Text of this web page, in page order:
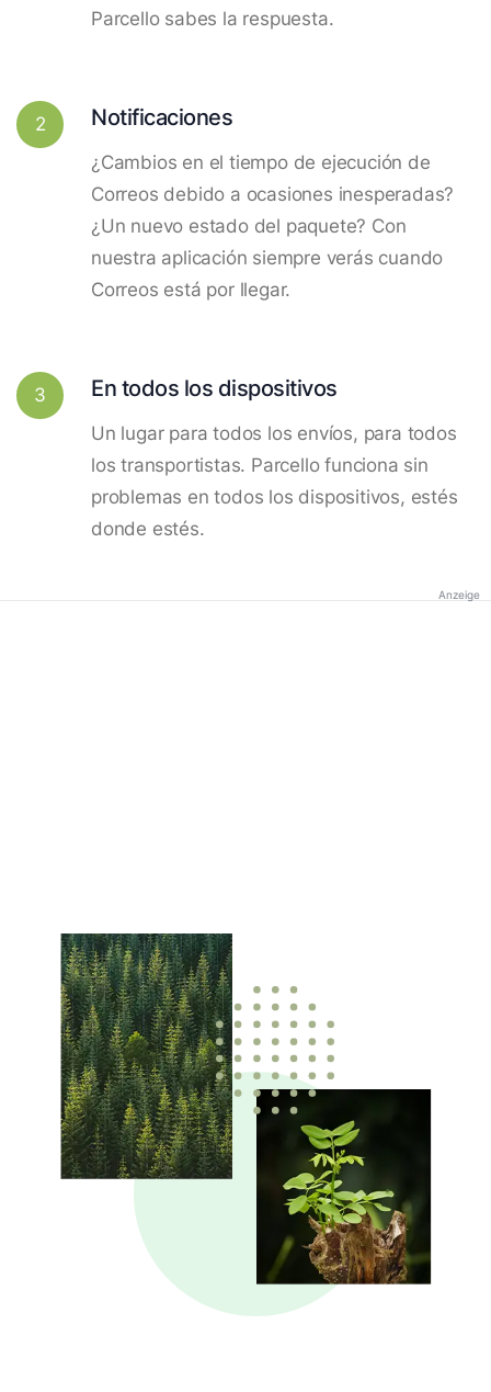
Parcello sabes la respuesta.
2 Notificaciones
¿Cambios en el tiempo de ejecución de
Correos debido a ocasiones inesperadas?
¿Un nuevo estado del paquete? Con
nuestra aplicación siempre verás cuando
Correos está por llegar.
3 En todos los dispositivos
Un lugar para todos los envíos, para todos
los transportistas. Parcello funciona sin
problemas en todos los dispositivos, estés
donde estés.
Anzeige